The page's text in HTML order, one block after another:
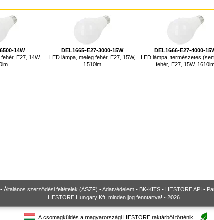
14W
E27, 14W,
DEL1665-E27-3000-15W
LED lámpa, meleg fehér, E27, 15W,
1510lm
DEL1666-E27-4000-
LED lámpa, természetes
fehér, E27, 15W,
Általános szerződési feltételek (ÁSZF) •Adatvédelem • BK-KITS • HESTORE API •
HESTORE Hungary Kft, minden jog fenntartva! - 2026
A csomagküldés a magyarországi HESTORE raktárból történik.